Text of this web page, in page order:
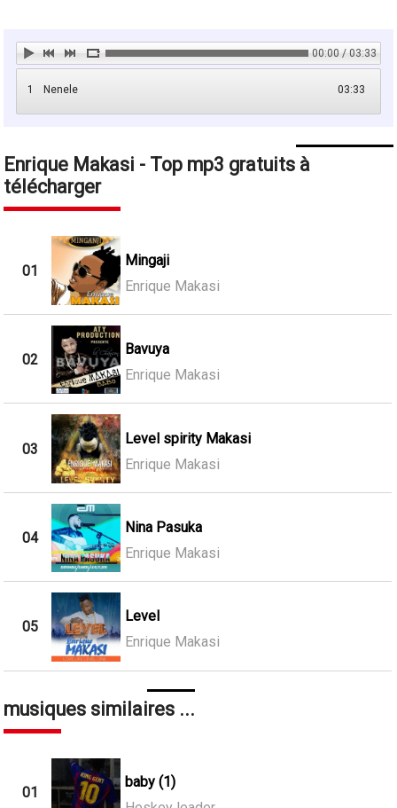
00:00 / 03:33
1 03:33
Nenele
Enrique Makasi - Top mp3 gratuits à
télécharger
01
Mingaji
Enrique Makasi
02
Bavuya
Enrique Makasi
03
Level spirity Makasi
Enrique Makasi
04
Nina Pasuka
Enrique Makasi
05
Level
Enrique Makasi
musiques similaires ...
01
baby (1)